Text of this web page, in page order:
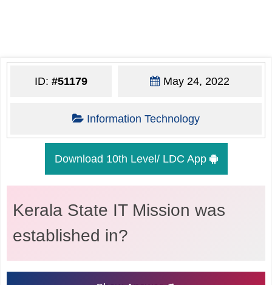
ID: #51179 May 24, 2022
Information Technology
Download 10th Level/ LDC App
Kerala State IT Mission was
established in?